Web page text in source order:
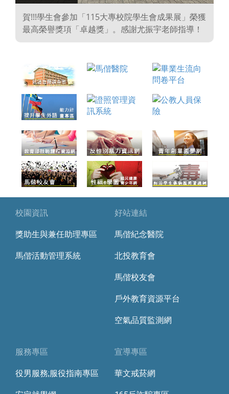
賀!!!學生會參加「115大專校院學生會成果展」榮獲
最高榮譽獎項「卓越獎」。感謝尤振宇老師指導！
校園資訊
獎助生與兼任助理專區
馬偕活動管理系統
好站連結
馬偕紀念醫院
北投教育會
馬偕校友會
戶外教育資源平台
空氣品質監測網
服務專區
役男服務;服役指南專區
宣導專區
華文戒菸網